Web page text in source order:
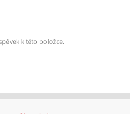
k této položce.